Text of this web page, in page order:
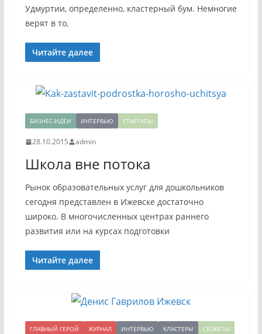
Удмуртии, определенно, кластерный бум. Немногие
верят в то,
Читайте далее
БИЗНЕС-ИДЕИ ИНТЕРВЬЮ СТАРТАПЫ
28.10.2015 admin
Школа вне потока
Рынок образовательных услуг для дошкольников
сегодня представлен в Ижевске достаточно
широко. В многочисленных центрах раннего
развития или на курсах подготовки
Читайте далее
ГЛАВНЫЙ ГЕРОЙ ЖУРНАЛ ИНТЕРВЬЮ КЛАСТЕРЫ СЮЖЕТЫ